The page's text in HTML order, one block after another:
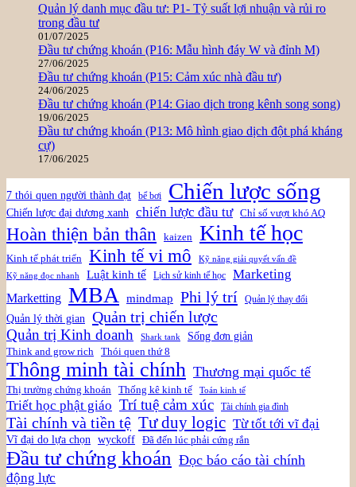
Quản lý danh mục đầu tư: P1- Tỷ suất lợi nhuận và rủi ro
trong đầu tư
01/07/2025
Đầu tư chứng khoán (P16: Mẫu hình đáy W và đỉnh M)
27/06/2025
Đầu tư chứng khoán (P15: Cảm xúc nhà đầu tư)
24/06/2025
Đầu tư chứng khoán (P14: Giao dịch trong kênh song song)
19/06/2025
Đầu tư chứng khoán (P13: Mô hình giao dịch đột phá kháng
cự)
17/06/2025
7 thói quen người thành đạt bể bơi Chiến lược sống
Chiến lược đại dương xanh chiến lược đầu tư Chỉ số vượt khó AQ
Hoàn thiện bản thân kaizen Kinh tế học
Kinh tế phát triển Kinh tế vi mô
Kỹ năng giải quyết vấn đề
Kỹ năng đọc nhanh
Luật kinh tế Lịch sử kinh tế học Marketing
Marketting MBA mindmap Phi lý trí Quản lý thay đổi
Quản lý thời gian Quản trị chiến lược
Quản trị Kinh doanh Shark tank Sống đơn giản
Think and grow rich Thói quen thứ 8
Thông minh tài chính Thương mại quốc tế
Thị trường chứng khoán Thống kê kinh tế Toán kinh tế
Triết học phật giáo Trí tuệ cảm xúc Tài chính gia đình
Tài chính và tiền tệ Tư duy logic Từ tốt tới vĩ đại
Vĩ đại do lựa chọn wyckoff Đã đến lúc phải cứng rắn
Đầu tư chứng khoán Đọc báo cáo tài chính
động lực